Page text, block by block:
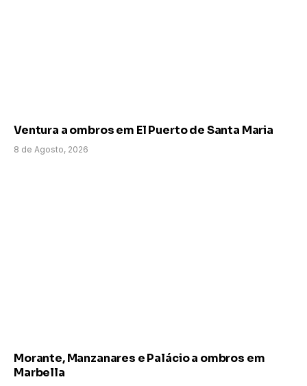
Ventura a ombros em El Puerto de Santa Maria
8 de Agosto, 2026
Morante, Manzanares e Palácio a ombros em
Marbella